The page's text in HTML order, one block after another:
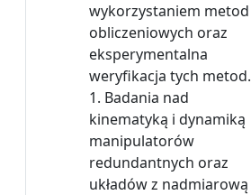
wykorzystaniem metod
obliczeniowych oraz
eksperymentalna
weryfikacja tych metod.
1. Badania nad
kinematyką i dynamiką
manipulatorów
redundantnych oraz
układów z nadmiarową